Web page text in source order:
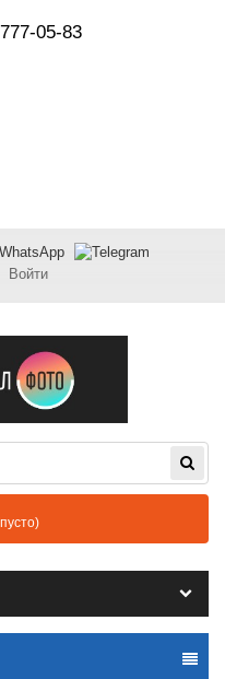
05-83
Войти